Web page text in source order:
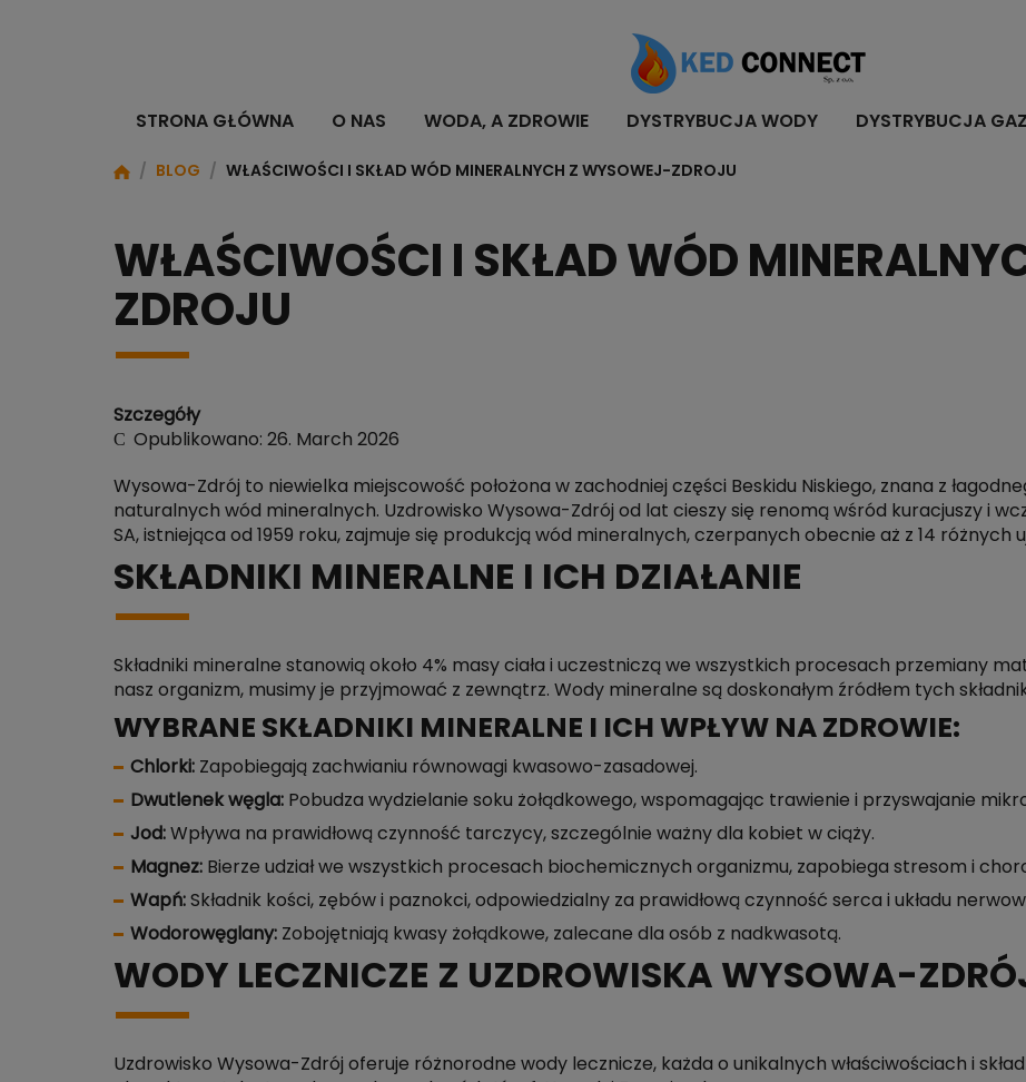
STRONA GŁÓWNA O NAS WODA, A ZDROWIE DYSTRYBUCJA WODY DYSTRYBUCJA
/ BLOG / WŁAŚCIWOŚCI I SKŁAD WÓD MINERALNYCH Z WYSOWEJ-ZDROJU
WŁAŚCIWOŚCI I SKŁAD WÓD
ZDROJU
Szczegóły
Opublikowano: 26. March 2026
Wysowa-Zdrój to niewielka miejscowość położona w zachodniej części Beskidu Niskiego, znana z
naturalnych wód mineralnych. Uzdrowisko Wysowa-Zdrój od lat cieszy się renomą wśród kuracjuszy i
SA, istniejąca od 1959 roku, zajmuje się produkcją wód mineralnych, czerpanych obecnie aż z 14 różnych
SKŁADNIKI MINERALNE I ICH DZIAŁANIE
Składniki mineralne stanowią około 4% masy ciała i uczestniczą we wszystkich procesach przemiany
nasz organizm, musimy je przyjmować z zewnątrz. Wody mineralne są doskonałym źródłem tych
WYBRANE SKŁADNIKI MINERALNE I ICH WPŁYW NA ZDROWIE:
Chlorki: Zapobiegają zachwianiu równowagi kwasowo-zasadowej.
Dwutlenek węgla: Pobudza wydzielanie soku żołądkowego, wspomagając trawienie i przyswajanie
Jod: Wpływa na prawidłową czynność tarczycy, szczególnie ważny dla kobiet w ciąży.
Magnez: Bierze udział we wszystkich procesach biochemicznych organizmu, zapobiega stresom i
Wapń: Składnik kości, zębów i paznokci, odpowiedzialny za prawidłową czynność serca i układu
Wodorowęglany: Zobojętniają kwasy żołądkowe, zalecane dla osób z nadkwasotą.
WODY LECZNICZE Z UZDROWISKA WYSOWA-
Uzdrowisko Wysowa-Zdrój oferuje różnorodne wody lecznicze, każda o unikalnych właściwościach i